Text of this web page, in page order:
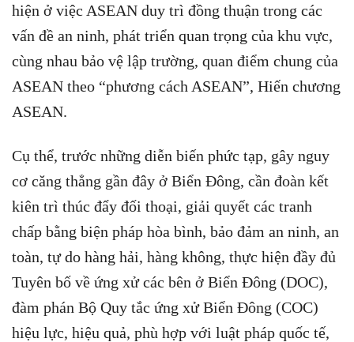
hiện ở việc ASEAN duy trì đồng thuận trong các
vấn đề an ninh, phát triển quan trọng của khu vực,
cùng nhau bảo vệ lập trường, quan điểm chung của
ASEAN theo “phương cách ASEAN”, Hiến chương
ASEAN.
Cụ thể, trước những diễn biến phức tạp, gây nguy
cơ căng thẳng gần đây ở Biển Đông, cần đoàn kết
kiên trì thúc đẩy đối thoại, giải quyết các tranh
chấp bằng biện pháp hòa bình, bảo đảm an ninh, an
toàn, tự do hàng hải, hàng không, thực hiện đầy đủ
Tuyên bố về ứng xử các bên ở Biển Đông (DOC),
đàm phán Bộ Quy tắc ứng xử Biển Đông (COC)
hiệu lực, hiệu quả, phù hợp với luật pháp quốc tế,